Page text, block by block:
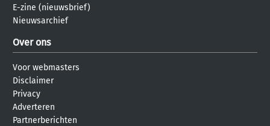
E-zine (nieuwsbrief)
Nieuwsarchief
Over ons
Voor webmasters
Disclaimer
Privacy
Adverteren
Partnerberichten